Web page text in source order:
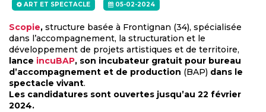
ART ET SPECTACLE 05-02-2024
Scopie, structure basée à Frontignan (34), spécialisée
dans l’accompagnement, la structuration et le
développement de projets artistiques et de territoire,
lance incuBAP, son incubateur gratuit pour bureau
d’accompagnement et de production (BAP) dans le
spectacle vivant.
Les candidatures sont ouvertes jusqu’au 22 février
2024.